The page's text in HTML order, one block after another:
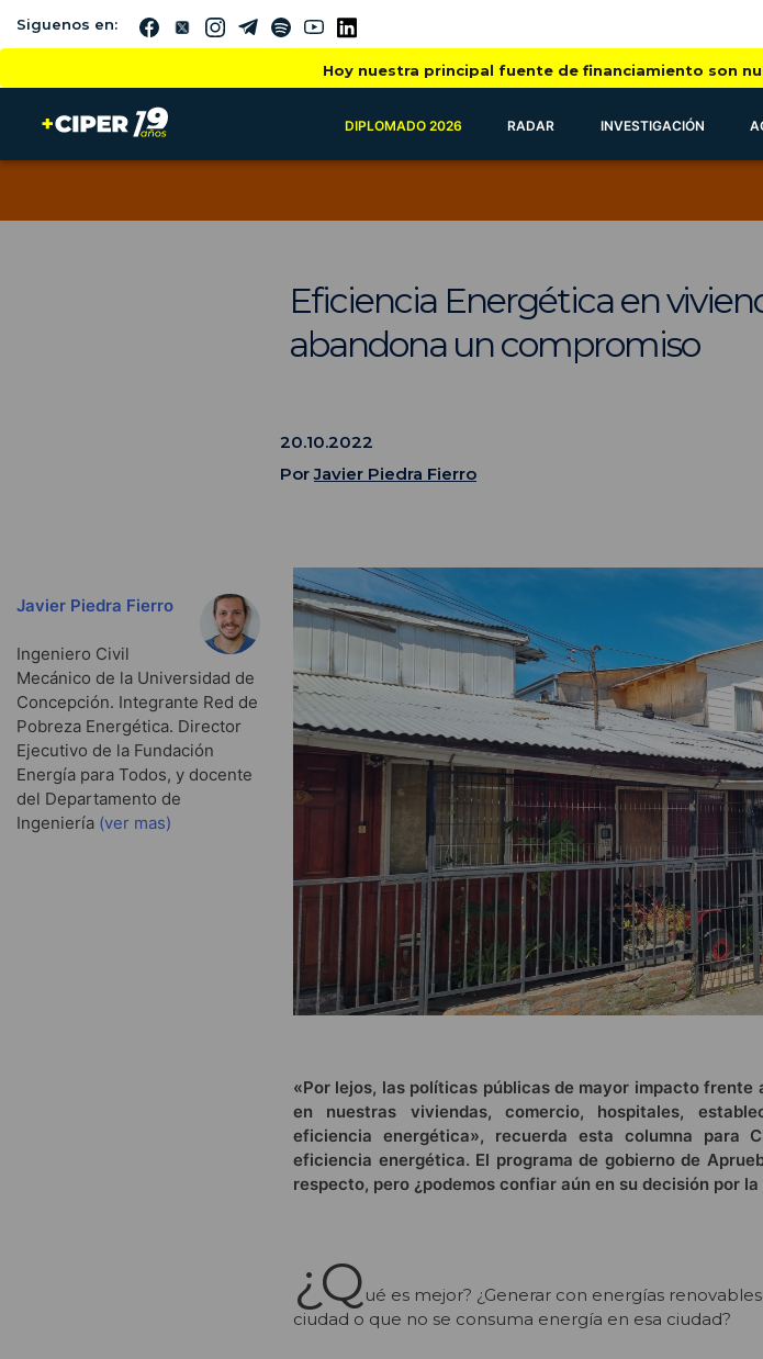
Siguenos en:
Hoy nuestra principal fuente de financiamiento son
DIPLOMADO 2026 RADAR INVESTIGACIÓN
Eficiencia Energética en
abandona un compromiso
20.10.2022
PorJavier Piedra Fierro
Javier Piedra Fierro
Ingeniero Civil
Mecánico de la Universidad de
Concepción. Integrante Red de
Pobreza Energética. Director
Ejecutivo de la Fundación
Energía para Todos, y docente
del Departamento de
Ingeniería (ver mas)
«Por lejos, las políticas públicas de mayor impacto
en nuestras viviendas, comercio, hospitales,
eficiencia energética», recuerda esta columna para
eficiencia energética. El programa de gobierno de
respecto, pero ¿podemos confiar aún en su decisión por
¿Q ué es mejor? ¿Generar con energías
ciudad o que no se consuma energía en esa ciudad?